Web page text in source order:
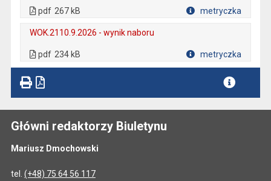
pdf 267 kB metryczka
WOK.2110.9.2026 - wynik naboru
pdf 234 kB metryczka
Główni redaktorzy Biuletynu
Mariusz Dmochowski
tel. (+48) 75 64 56 117